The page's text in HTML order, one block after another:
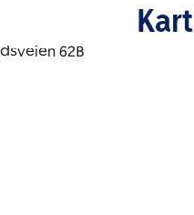
Kart